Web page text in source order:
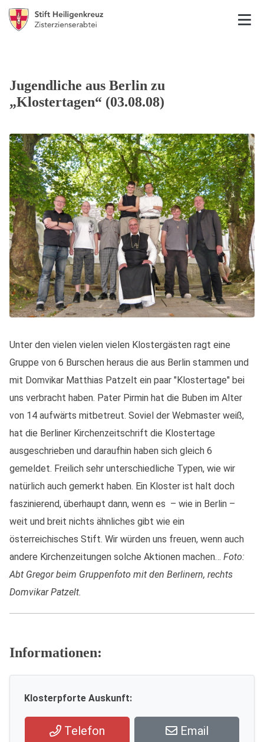
Jugendliche aus Berlin zu
„Klostertagen“ (03.08.08)
Unter den vielen vielen vielen Klostergästen ragt eine
Gruppe von 6 Burschen heraus die aus Berlin stammen und
mit Domvikar Matthias Patzelt ein paar "Klostertage" bei
uns verbracht haben. Pater Pirmin hat die Buben im Alter
von 14 aufwärts mitbetreut. Soviel der Webmaster weiß,
hat die Berliner Kirchenzeitschrift die Klostertage
ausgeschrieben und daraufhin haben sich gleich 6
gemeldet. Freilich sehr unterschiedliche Typen, wie wir
natürlich auch gemerkt haben. Ein Kloster ist halt doch
faszinierend, überhaupt dann, wenn es – wie in Berlin –
weit und breit nichts ähnliches gibt wie ein
österreichisches Stift. Wir würden uns freuen, wenn auch
andere Kirchenzeitungen solche Aktionen machen… Foto:
Abt Gregor beim Gruppenfoto mit den Berlinern, rechts
Domvikar Patzelt.
Informationen:
Klosterpforte Auskunft:
Telefon Email